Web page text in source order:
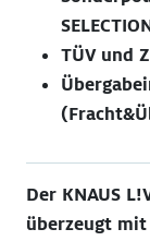
TÜV und
Der KNAUS
überzeugt